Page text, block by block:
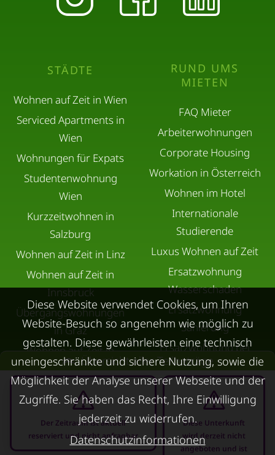
Übersicht aller Teilbeträge
Der Zeitraum ist aktuell
reserviert und nicht anfragbar
Diese Unterkunft
wird derzeit nicht
angeboten und ist
STÄDTE
Wohnen auf Zeit in Wien
Serviced Apartments in
Wien
Wohnungen für Expats
Studentenwohnung
Wien
Kurzzeitwohnen in
Salzburg
Wohnen auf Zeit in Linz
Wohnen auf Zeit in
Innsbruck
Übergangswohnungen
in Graz
Wohnen auf Zeit in
Villach
Wohnen auf Zeit in Wels
Kurzzeitmiete Klagenfurt
Wohnen auf Zeit
Dornbirn
RUND UMS
MIETEN
FAQ Mieter
Arbeiterwohnungen
Corporate Housing
Workation in Österreich
Wohnen im Hotel
Internationale
Studierende
Luxus Wohnen auf Zeit
Ersatzwohnung
Wasserschaden
Ersatzwohnung
Sanierung
Ersatzwohnung bei
Schimmel
Trennungswohnung
Filmförderung
Österreich
Diese Website verwendet Cookies, um Ihren
Website-Besuch so angenehm wie möglich zu
gestalten. Diese gewährleisten eine technisch
uneingeschränkte und sichere Nutzung, sowie die
Möglichkeit der Analyse unserer Webseite und der
Zugriffe. Sie haben das Recht, Ihre Einwilligung
jederzeit zu widerrufen.
Datenschutzinformationen